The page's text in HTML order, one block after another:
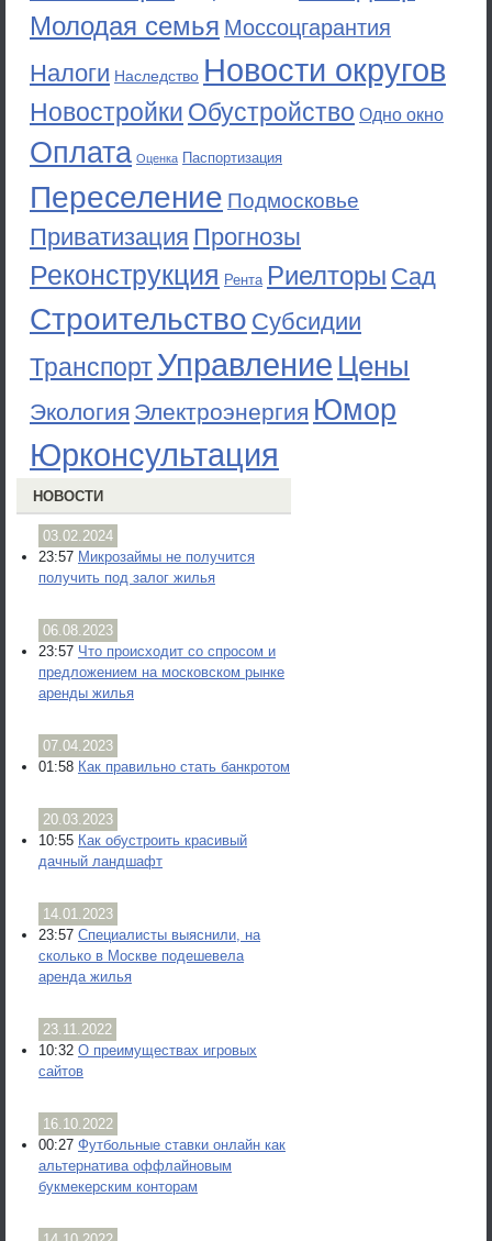
Молодая семья Моссоцгарантия
Налоги Наследство Новости округов
Новостройки Обустройство Одно окно
Оплата Оценка Паспортизация
Переселение Подмосковье
Приватизация Прогнозы
Реконструкция Рента Риелторы Сад
Строительство Субсидии
ТранспортУправление Цены
Экология Электроэнергия Юмор
Юрконсультация
НОВОСТИ
03.02.2024
23:57 Микрозаймы не получится
получить под залог жилья
06.08.2023
23:57 Что происходит со спросом и
предложением на московском рынке
аренды жилья
07.04.2023
01:58 Как правильно стать банкротом
20.03.2023
10:55 Как обустроить красивый
дачный ландшафт
14.01.2023
23:57 Специалисты выяснили, на
сколько в Москве подешевела
аренда жилья
23.11.2022
10:32 О преимуществах игровых
сайтов
16.10.2022
00:27 Футбольные ставки онлайн как
альтернатива оффлайновым
букмекерским конторам